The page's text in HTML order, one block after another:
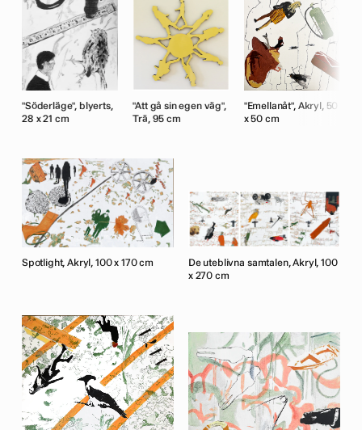
"Söderläge", blyerts,
28 x 21 cm
"Att gå sin egen väg",
Trä, 95 cm
"Emellanåt", Akryl, 50
x 50 cm
Spotlight, Akryl, 100 x 170 cm
De uteblivna samtalen, Akryl, 100
x 270 cm